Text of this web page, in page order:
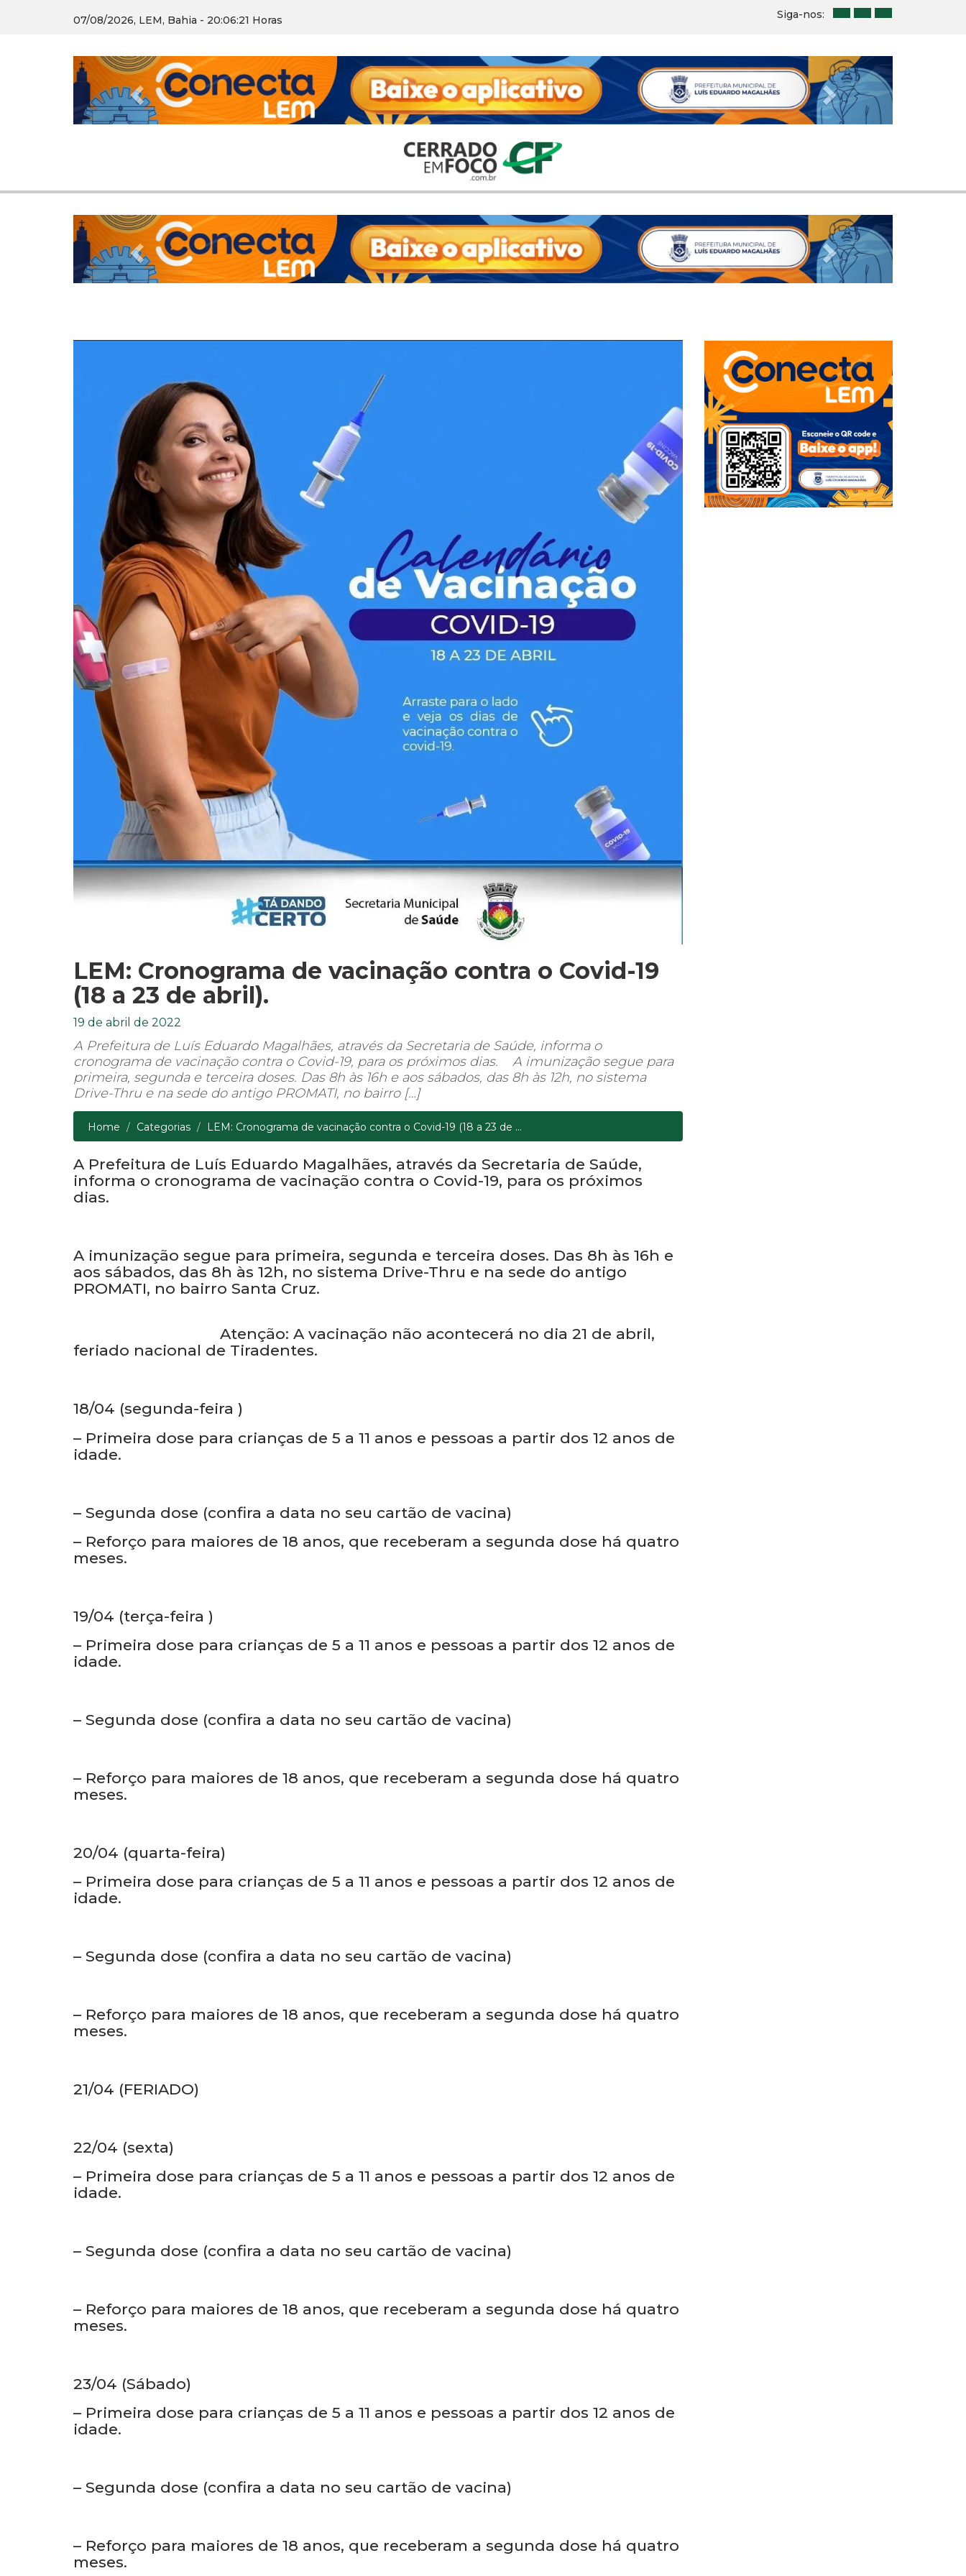
07/08/2026, LEM, Bahia - 20:06:22 Horas Siga-nos:
Previous Next
Previous Next
LEM: Cronograma de vacinação contra o Covid-19
(18 a 23 de abril).
19 de abril de 2022
A Prefeitura de Luís Eduardo Magalhães, através da Secretaria de Saúde, informa o
cronograma de vacinação contra o Covid-19, para os próximos dias. A imunização segue para
primeira, segunda e terceira doses. Das 8h às 16h e aos sábados, das 8h às 12h, no sistema
Drive-Thru e na sede do antigo PROMATI, no bairro […]
Home LEM: Cronograma de vacinação contra o Covid-19 (18 a 23 de ...
informa o cronograma de vacinação contra o Covid-19, para os próximos
dias.
aos sábados, das 8h às 12h, no sistema Drive-Thru e na sede do antigo
PROMATI, no bairro Santa Cruz.
Atenção: A vacinação não acontecerá no dia 21 de abril,
feriado nacional de Tiradentes.
– Primeira dose para crianças de 5 a 11 anos e pessoas a partir dos 12 anos de
idade.
– Reforço para maiores de 18 anos, que receberam a segunda dose há quatro
meses.
– Primeira dose para crianças de 5 a 11 anos e pessoas a partir dos 12 anos de
idade.
– Segunda dose (confira a data no seu cartão de vacina)
– Reforço para maiores de 18 anos, que receberam a segunda dose há quatro
meses.
– Primeira dose para crianças de 5 a 11 anos e pessoas a partir dos 12 anos de
idade.
– Segunda dose (confira a data no seu cartão de vacina)
– Reforço para maiores de 18 anos, que receberam a segunda dose há quatro
meses.
21/04 (FERIADO)
– Primeira dose para crianças de 5 a 11 anos e pessoas a partir dos 12 anos de
idade.
– Segunda dose (confira a data no seu cartão de vacina)
– Reforço para maiores de 18 anos, que receberam a segunda dose há quatro
meses.
– Primeira dose para crianças de 5 a 11 anos e pessoas a partir dos 12 anos de
idade.
– Segunda dose (confira a data no seu cartão de vacina)